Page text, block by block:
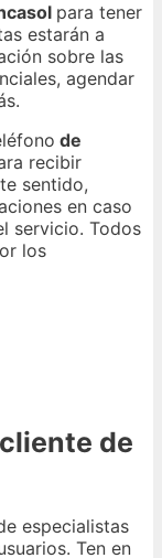
para tener
estarán a
sobre las
agendar
de
recibir
sentido,
en caso
servicio. Todos
los
de
especialistas
Ten en